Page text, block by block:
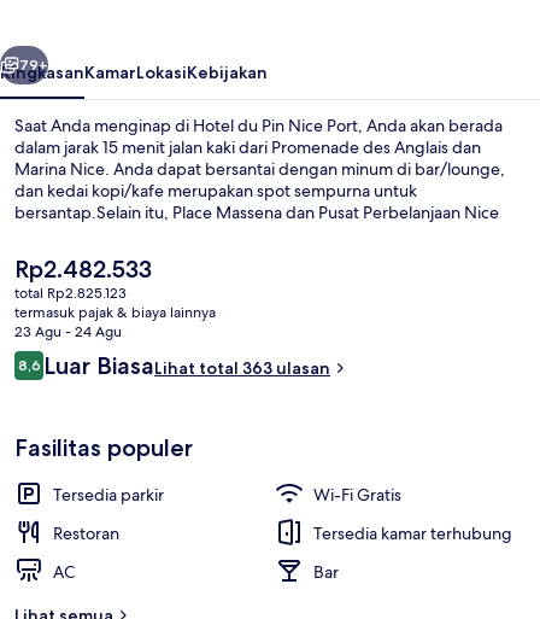
Berikutnya
79+
RingkasanKamarLokasiKebijakan
Saat Anda menginap di Hotel du Pin Nice Port, Anda akan berada
dalam jarak 15 menit jalan kaki dari Promenade des Anglais dan
Marina Nice. Anda dapat bersantai dengan minum di bar/lounge,
dan kedai kopi/kafe merupakan spot sempurna untuk
bersantap.Selain itu, Place Massena dan Pusat Perbelanjaan Nice
mendapatkan nilai yang bagus dari para traveler. Properti ini berada
dekat dengan transportasi umum: Stasiun Trem Garibaldi berjarak 4
menit dan Stasiun Trem Acropolis berjarak 8 menit.
Harga
saat
ini
Rp2.482.533
Rp2.482.533
total Rp2.825.123
termasuk pajak & biaya lainnya
23 Agu - 24 Agu
Ulasan
8,68,6 dari 10
Luar BiasaLihat total 363 ulasan
Fasilitas populer
Tersedia parkir
Wi-Fi Gratis
Restoran
Tersedia kamar terhubung
AC
Bar